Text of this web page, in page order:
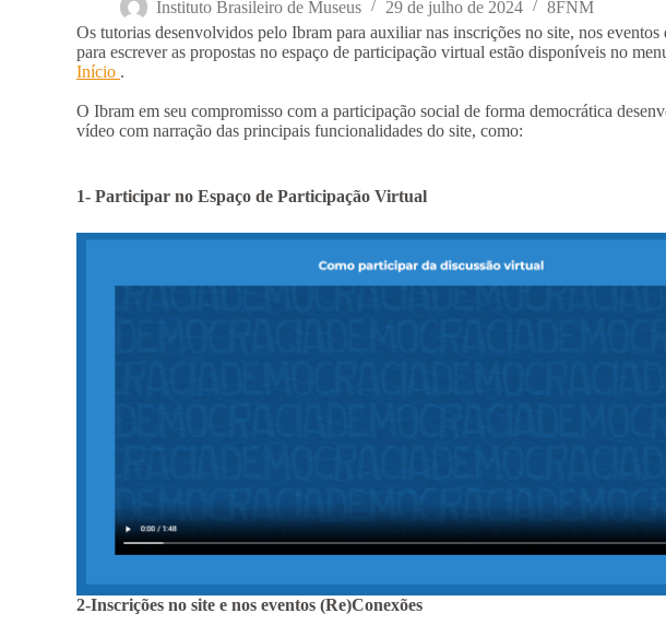
Instituto Brasileiro de Museus 29 de julho de 2024
8FNM
Os tutorias desenvolvidos pelo Ibram para auxiliar nas inscrições no site, nos eventos
para escrever as propostas no espaço de participação virtual estão disponíveis no
Início .
O Ibram em seu compromisso com a participação social de forma democrática
vídeo com narração das principais funcionalidades do site, como:
1- Participar no Espaço de Participação Virtual
2-Inscrições no site e nos eventos (Re)Conexões